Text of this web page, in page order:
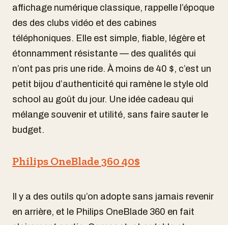
affichage numérique classique, rappelle l’époque
des des clubs vidéo et des cabines
téléphoniques. Elle est simple, fiable, légère et
étonnamment résistante — des qualités qui
n’ont pas pris une ride. À moins de 40 $, c’est un
petit bijou d’authenticité qui ramène le style old
school au goût du jour. Une idée cadeau qui
mélange souvenir et utilité, sans faire sauter le
budget.
Philips OneBlade 360 40$
Il y a des outils qu’on adopte sans jamais revenir
en arrière, et le Philips OneBlade 360 en fait